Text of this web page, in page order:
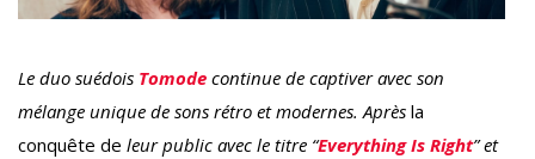
Le duo suédois Tomode continue de captiver avec son
mélange unique de sons rétro et modernes. Après la
conquête de leur public avec le titre “Everything Is Right” et